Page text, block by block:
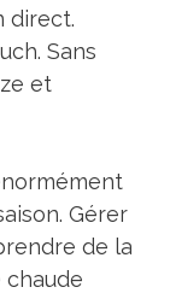
direct.
Sans
et
Gérer
de la
chaude